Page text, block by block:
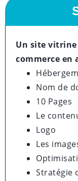
Un site
commerce
Nom de
10 Pages
Le
Logo
Les
Stratégie